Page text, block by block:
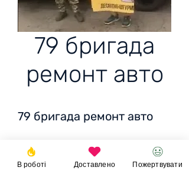
79 бригада
ремонт авто
79 бригада ремонт авто
37 500 грн
В роботі Доставлено Пожертвувати